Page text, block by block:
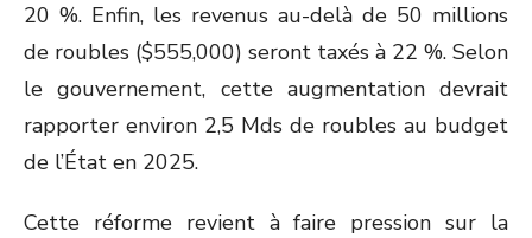
20 %. Enfin, les revenus au-delà de 50 millions
de roubles ($555,000) seront taxés à 22 %. Selon
le gouvernement, cette augmentation devrait
rapporter environ 2,5 Mds de roubles au budget
de l’État en 2025.
Cette réforme revient à faire pression sur la